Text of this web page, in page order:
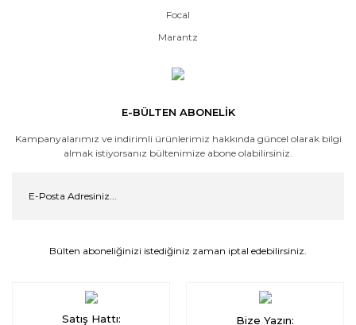
Focal
Marantz
E-BÜLTEN ABONELİK
Kampanyalarımız ve indirimli ürünlerimiz hakkında güncel olarak bilgi
almak istiyorsanız bültenimize abone olabilirsiniz.
Bülten aboneliğinizi istediğiniz zaman iptal edebilirsiniz.
Satış Hattı: Bize Yazın: